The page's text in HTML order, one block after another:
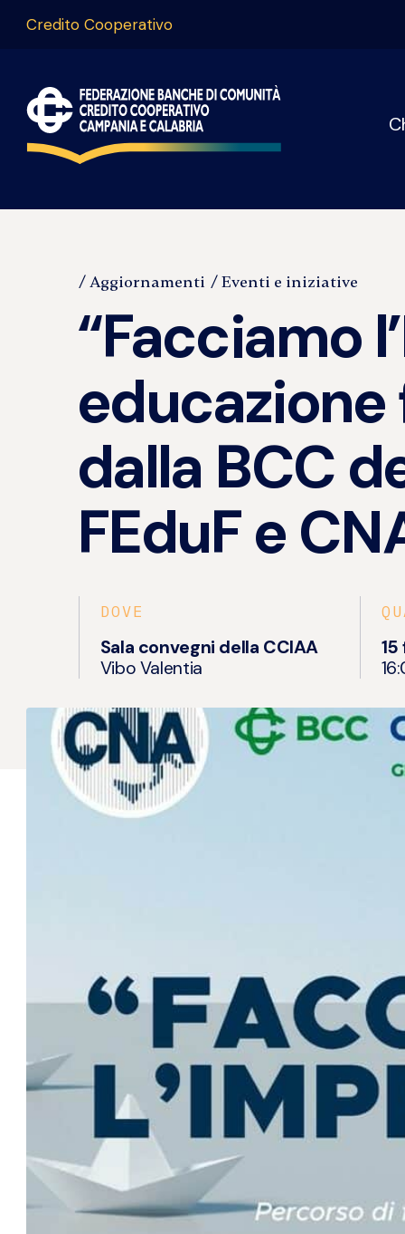
Credito Cooperativo
Aggiornamenti Eventi e iniziative
“Facciamo
educazione
dalla BCC
FEduF e
DOVE
Sala convegni della CCIAA
Vibo Valentia